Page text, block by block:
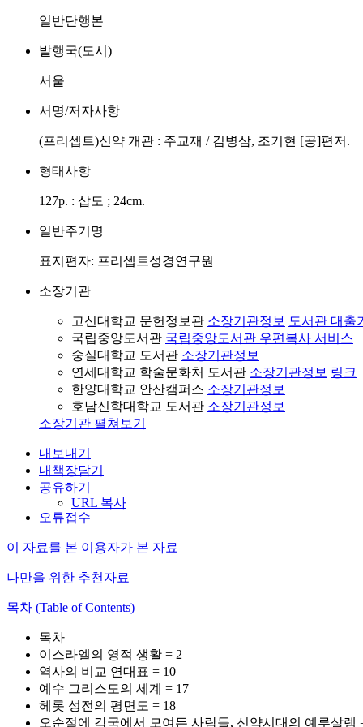
일반단행본
발행국(도시)
서울
서명/저자사항
(프리셉트)신약 개관 : 주교재 / 김병삼, 조기현 [공]편저.
형태사항
127p. : 삽도 ; 24cm.
일반주기명
표지편자: 프리셉트성경연구원
소장기관
고신대학교 문헌정보관 소장기관정보 도서관 대출
국립중앙도서관 국립중앙도서관 우편복사 서비스
숭실대학교 도서관 소장기관정보
연세대학교 학술문화처 도서관 소장기관정보 링크
한양대학교 안산캠퍼스 소장기관정보
호남신학대학교 도서관 소장기관정보
소장기관 펼쳐보기
내보내기
내책장담기
공유하기
URL 복사
오류접수
이 자료를 본 이용자가 본 자료
나만을 위한 추천자료
목차 (Table of Contents)
목차
이스라엘의 영적 생활 = 2
역사의 비교 연대표 = 10
예수 그리스도의 세계 = 17
헤롯 성전의 평면도 = 18
오순절에 각국에서 모여든 사람들, 신약시대의 예루살렘